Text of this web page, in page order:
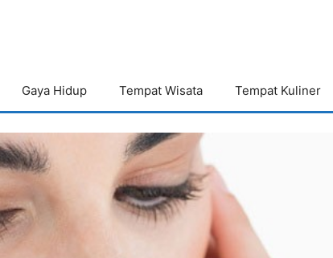
Gaya Hidup Tempat Wisata Tempat Kuliner